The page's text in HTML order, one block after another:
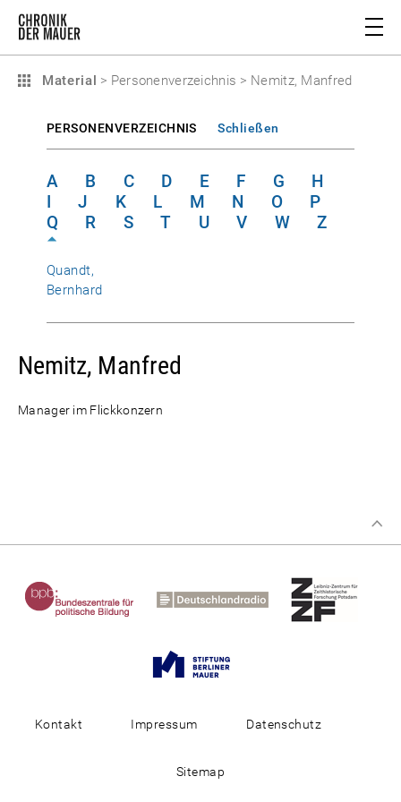
Material > Personenverzeichnis > Nemitz, Manfred
PERSONENVERZEICHNIS Schließen
A B C D E F G
H
I
J K L M N O
P
Q
R S T U V W Z
Quandt,
Bernhard
Nemitz, Manfred
Manager im Flickkonzern
Kontakt Impressum Datenschutz
Sitemap